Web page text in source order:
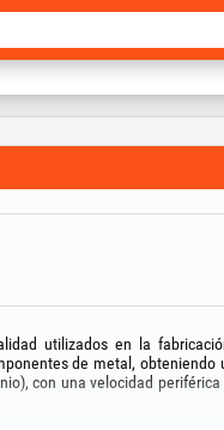
utilizados en la
de metal, obteniendo
con una velocidad